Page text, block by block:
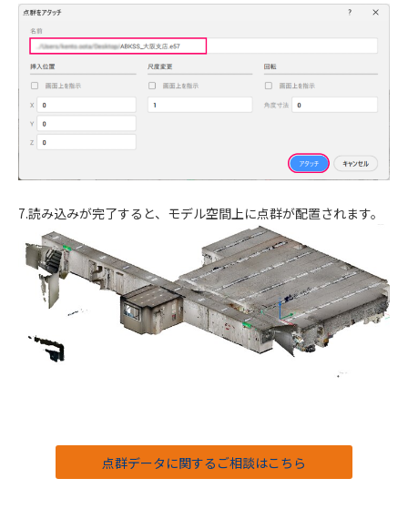
7.読み込みが完了すると、モデル空間上に点群が配置されます。
点群データに関するご相談はこちら